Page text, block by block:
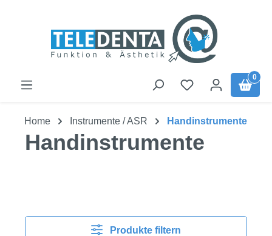
0
Home Instrumente / ASR Handinstrumente
Handinstrumente
Produkte filtern